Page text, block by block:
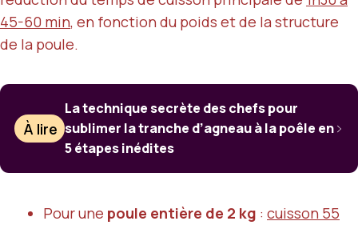
45-60 min, en fonction du poids et de la structure
de la poule.
À lire
La technique secrète des chefs pour
sublimer la tranche d’agneau à la poêle en
5 étapes inédites
Pour une poule entière de 2 kg : cuisson 55